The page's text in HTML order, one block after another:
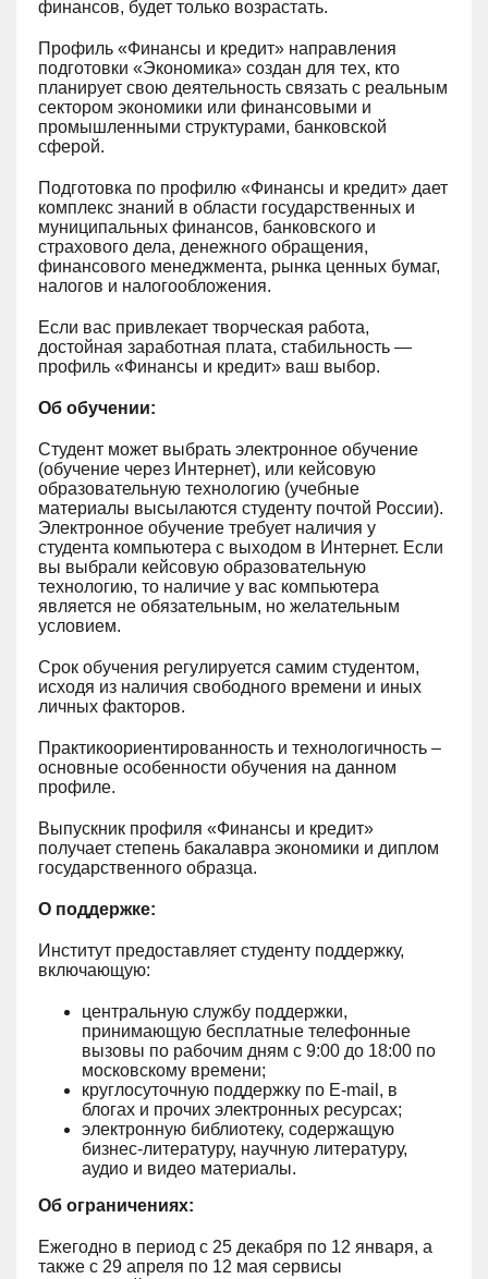
финансов, будет только возрастать.
Профиль «Финансы и кредит» направления
подготовки «Экономика» создан для тех, кто
планирует свою деятельность связать с реальным
сектором экономики или финансовыми и
промышленными структурами, банковской
сферой.
Подготовка по профилю «Финансы и кредит» дает
комплекс знаний в области государственных и
муниципальных финансов, банковского и
страхового дела, денежного обращения,
финансового менеджмента, рынка ценных бумаг,
налогов и налогообложения.
Если вас привлекает творческая работа,
достойная заработная плата, стабильность —
профиль «Финансы и кредит» ваш выбор.
Об обучении:
Студент может выбрать электронное обучение
(обучение через Интернет), или кейсовую
образовательную технологию (учебные
материалы высылаются студенту почтой России).
Электронное обучение требует наличия у
студента компьютера с выходом в Интернет. Если
вы выбрали кейсовую образовательную
технологию, то наличие у вас компьютера
является не обязательным, но желательным
условием.
Срок обучения регулируется самим студентом,
исходя из наличия свободного времени и иных
личных факторов.
Практикоориентированность и технологичность –
основные особенности обучения на данном
профиле.
Выпускник профиля «Финансы и кредит»
получает степень бакалавра экономики и диплом
государственного образца.
О поддержке:
Институт предоставляет студенту поддержку,
включающую:
центральную службу поддержки,
принимающую бесплатные телефонные
вызовы по рабочим дням с 9:00 до 18:00 по
московскому времени;
круглосуточную поддержку по E-mail, в
блогах и прочих электронных ресурсах;
электронную библиотеку, содержащую
бизнес-литературу, научную литературу,
аудио и видео материалы.
Об ограничениях:
Ежегодно в период с 25 декабря по 12 января, а
также с 29 апреля по 12 мая сервисы